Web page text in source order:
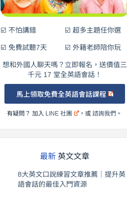
說
英
語！
☑️ 不怕講錯
☑️ 免費試聽7天
☑️ 超多主題任你選
☑️ 外籍老師陪你玩
想和外國人聊天嗎？立即報名，送價值三
千元 17 堂全英語會話！
馬上領取免費全英語會話課程
有疑問？ 加入 LINE 社團 ，或諮詢我們 。
最新英文文章
8大英文口說練習文章推薦｜提升英
語會話的最佳入門資源